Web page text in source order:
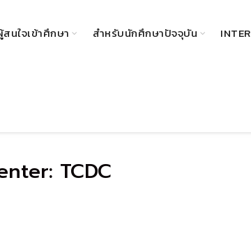
สนใจเข้าศึกษา สำหรับนักศึกษาปัจจุบัน INTER
TCDC